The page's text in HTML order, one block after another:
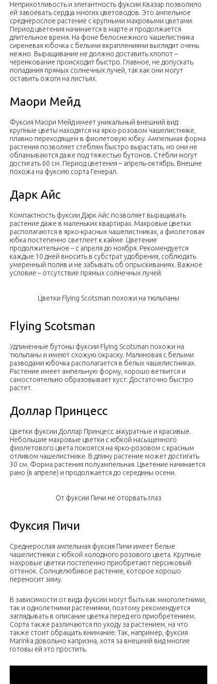
Неприхотливость и элегантность фуксии Квазар позволило
ей завоевать сердца многих цветоводов. Это ампельное
среднерослое растение с крупными махровыми цветами.
Период цветения начинается в марте и продолжается
длительное время. На фоне белоснежного чашелистника
сиреневая юбочка с белыми вкраплениями выглядит очень
нежно. Выращивание не должно доставить хлопот –
черенкование происходит быстро. Главное, не допускать
попадания прямых солнечных лучей, так как они могут
оставить ожоги на листьях.
Маори Мейд
Фуксия Маори Мейд имеет уникальный внешний вид:
крупные цветы находятся на ярко-розовом чашелистнике,
плавно переходящем в фиолетовую юбку. Ампельная форма
растения позволяет стеблям быстро вырастать, но они не
обламываются даже под тяжестью бутонов. Стебли могут
достигать 60 см. Период цветения – апрель-октябрь. Внешне
похожа на фуксию сорта Генерал.
Дарк Айс
Компактность фуксии Дарк Айс позволяет выращивать
растение даже в маленьких квартирах. Махровые цветки
располагаются в ярко-красных чашелистниках, а фиолетовая
юбка постепенно светлеет к кайме. Цветение
продолжительное – с апреля до ноября. Рекомендуется
каждые 10 дней вносить в субстрат удобрения, соблюдать
умеренный полив и не забывать об опрыскиваниях. Важное
условие – отсутствие прямых солнечных лучей.
Цветки Flying Scotsman похожи на тюльпаны
Flying Scotsman
Удлиненные бутоны фуксии Flying Scotsman похожи на
тюльпаны и имеют схожую окраску. Малиновая с белыми
разводами юбочка располагается в белых чашелистниках.
Растение имеет ампельную форму, хорошо ветвится и
самостоятельно образовывает куст. Достаточно быстро
растет.
Доллар Принцесс
Цветки фуксии Доллар Принцесс аккуратные и красивые.
Небольшие махровые цветки с юбкой насыщенного
фиолетового цвета покоятся на ярко-розовом с красным
отливом чашелистнике. В длину растение может достигать
30 см. Форма растения полуампельная. Цветение начинается
рано (в апреле) и продолжается до середины осени.
От фуксии Пичи не оторвать глаз
Фуксия Пичи
Среднерослая ампельная фуксия Пичи имеет белые
чашелистники с юбкой холодного розового цвета. Крупные
махровые цветки постепенно приобретают персиковый
оттенок. Солнцелюбивое растение, которое хорошо
переносит зиму.
В зависимости от вида фуксии могут быть как многолетними,
так и однолетними растениями, поэтому рекомендуется
заглядывать в описание цветка перед его приобретением.
Сорта также различаются по уходу за растением, на что
также стоит обращать внимание. Так, например, фуксия
Marinka довольно капризна, хотя за внешний вид многие
готовы ей это простить.